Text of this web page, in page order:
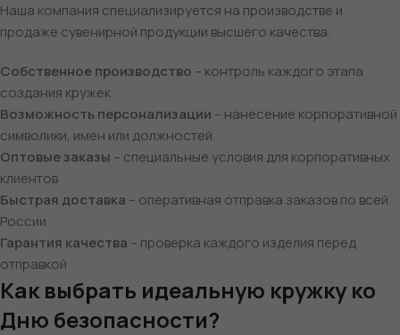
Наша компания специализируется на производстве и
продаже сувенирной продукции высшего качества:
Собственное производство – контроль каждого этапа
создания кружек
Возможность персонализации – нанесение корпоративной
символики, имен или должностей
Оптовые заказы – специальные условия для корпоративных
клиентов
Быстрая доставка – оперативная отправка заказов по всей
России
Гарантия качества – проверка каждого изделия перед
отправкой
Как выбрать идеальную кружку ко
Дню безопасности?